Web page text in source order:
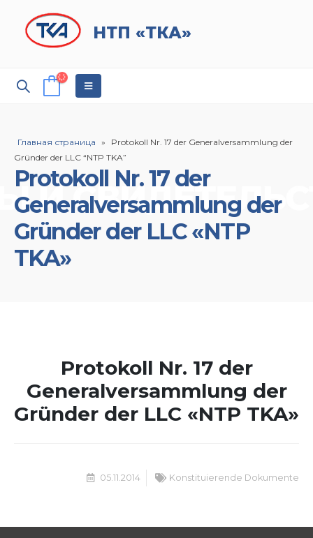
НТП «ТКА»
Главная страница »
Protokoll Nr. 17 der Generalversammlung der
Gründer der LLC “NTP TKA”
Protokoll Nr. 17 der
Generalversammlung der
Gründer der LLC «NTP
TKA»
Protokoll Nr. 17 der
Generalversammlung der
Gründer der LLC «NTP TKA»
05.11.2014 Konstituierende Dokumente